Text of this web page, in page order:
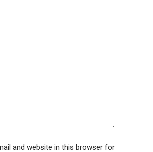
and website in this browser for